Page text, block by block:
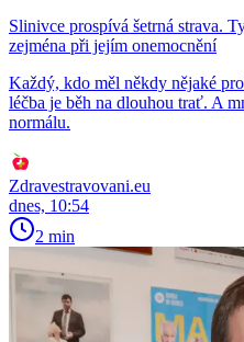
Slinivce prospívá šetrná strava.
zejména při jejím onemocnění
Každý, kdo měl někdy nějaké
léčba je běh na dlouhou trať. A
normálu.
Zdravestravovani.eu
dnes, 10:54
2 min